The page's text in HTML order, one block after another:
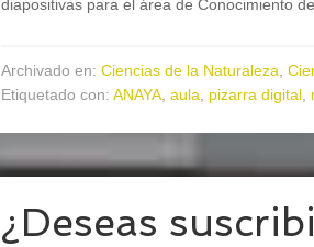
diapositivas para el área de Conocimiento
Archivado en: Ciencias de la Naturaleza
Etiquetado con: ANAYA aula pizarra digital
¿Deseas